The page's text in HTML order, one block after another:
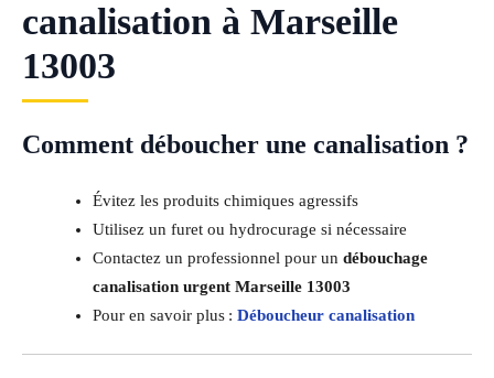
canalisation à Marseille
13003
Comment déboucher une canalisation ?
Évitez les produits chimiques agressifs
Utilisez un furet ou hydrocurage si nécessaire
Contactez un professionnel pour un débouchage
canalisation urgent Marseille 13003
Pour en savoir plus : Déboucheur canalisation